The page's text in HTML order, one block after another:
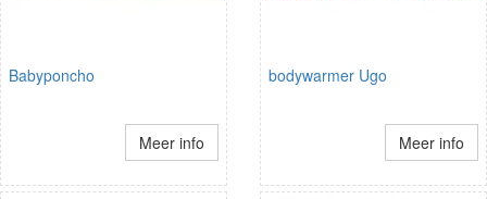
Babyponcho
Meer info
bodywarmer Ugo
Meer info